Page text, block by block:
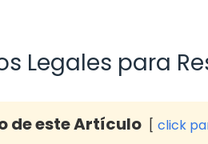
Legales para
de este Artículo click